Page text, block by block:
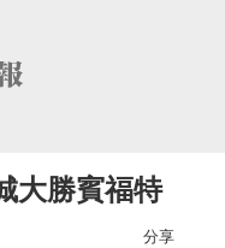
大勝賓福特
分享